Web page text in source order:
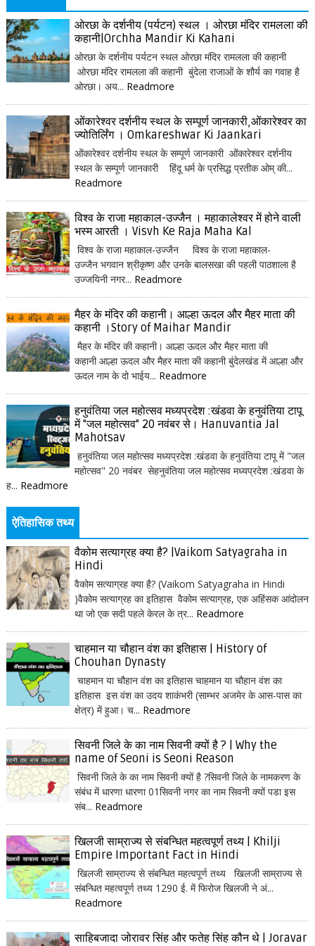
ओरछा के दर्शनीय (पर्यटन) स्थल । ओरछा मंदिर रामलला की
कहानी|Orchha Mandir Ki Kahani
ओरछा के दर्शनीय पर्यटन स्थल ओरछा मंदिर रामलला की कहानी
ओरछा मंदिर रामलला की कहानी बुंदेला राजाओं के शौर्य का गवाह है
ओरछा। अय... Readmore
ओंकारेश्वर दर्शनीय स्थल के सम्पूर्ण जानकारी,ओंकारेश्वर का
ज्योतिर्लिंग । Omkareshwar Ki Jaankari
ओंकारेश्वर दर्शनीय स्थल के सम्पूर्ण जानकारी ओंकारेश्वर दर्शनीय
स्थल के सम्पूर्ण जानकारी हिंदू धर्म के प्रसिद्ध प्रतीक ओम् की...
Readmore
विश्व के राजा महाकाल-उज्जैन । महाकालेश्वर में होने वाली
भस्म आरती । Visvh Ke Raja Maha Kal
विश्व के राजा महाकाल-उज्जैन विश्व के राजा महाकाल-
उज्जैन भगवान श्रीकृष्ण और उनके बालसखा की पहली पाठशाला है
उज्जयिनी नगर... Readmore
मैहर के मंदिर की कहानी। आल्हा ऊदल और मैहर माता की
कहानी ।Story of Maihar Mandir
मैहर के मंदिर की कहानी। आल्हा ऊदल और मैहर माता की
कहानी आल्हा ऊदल और मैहर माता की कहानी बुंदेलखंड में आल्हा और
ऊदल नाम के दो भाईय... Readmore
हनुवंतिया जल महोत्सव मध्यप्रदेश :खंडवा के हनुवंतिया टापू
में "जल महोत्सव" 20 नवंबर से। Hanuvantia Jal
Mahotsav
हनुवंतिया जल महोत्सव मध्यप्रदेश :खंडवा के हनुवंतिया टापू में "जल
महोत्सव" 20 नवंबर सेहनुवंतिया जल महोत्सव मध्यप्रदेश :खंडवा के
ह... Readmore
ऐतिहासिक तथ्य
वैकोम सत्याग्रह क्या है? |Vaikom Satyagraha in
Hindi
वैकोम सत्याग्रह क्या है? (Vaikom Satyagraha in Hindi
)वैकोम सत्याग्रह का इतिहास वैकोम सत्याग्रह, एक अहिंसक आंदोलन
था जो एक सदी पहले केरल के त्र... Readmore
चाहमान या चौहान वंश का इतिहास | History of
Chouhan Dynasty
चाहमान या चौहान वंश का इतिहास चाहमान या चौहान वंश का
इतिहास इस वंश का उदय शाकंभरी (साम्भर अजमेर के आस-पास का
क्षेत्र) में हुआ। च... Readmore
सिवनी जिले के का नाम सिवनी क्यों है ? | Why the
name of Seoni is Seoni Reason
सिवनी जिले के का नाम सिवनी क्यों है ?सिवनी जिले के नामकरण के
संबंध में धारणा धारणा 01सिवनी नगर का नाम सिवनी क्यों पडा इस
संब... Readmore
खिलजी साम्राज्य से संबन्धित महत्वपूर्ण तथ्य | Khilji
Empire Important Fact in Hindi
खिलजी साम्राज्य से संबन्धित महत्वपूर्ण तथ्य खिलजी साम्राज्य से
संबन्धित महत्वपूर्ण तथ्य 1290 ई. में फिरोज खिलजी ने अं...
Readmore
साहिबजादा जोरावर सिंह और फतेह सिंह कौन थे | Joravar